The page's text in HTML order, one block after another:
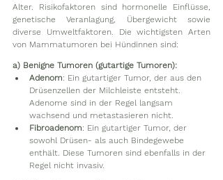
Alter. Risikofaktoren sind hormonelle Einflüsse,
genetische Veranlagung, Übergewicht sowie
diverse Umweltfaktoren. Die wichtigsten Arten
von Mammatumoren bei Hündinnen sind:
a) Benigne Tumoren (gutartige Tumoren):
Adenom: Ein gutartiger Tumor, der aus den
Drüsenzellen der Milchleiste entsteht.
Adenome sind in der Regel langsam
wachsend und metastasieren nicht.
Fibroadenom: Ein gutartiger Tumor, der
sowohl Drüsen- als auch Bindegewebe
enthält. Diese Tumoren sind ebenfalls in der
Regel nicht invasiv.